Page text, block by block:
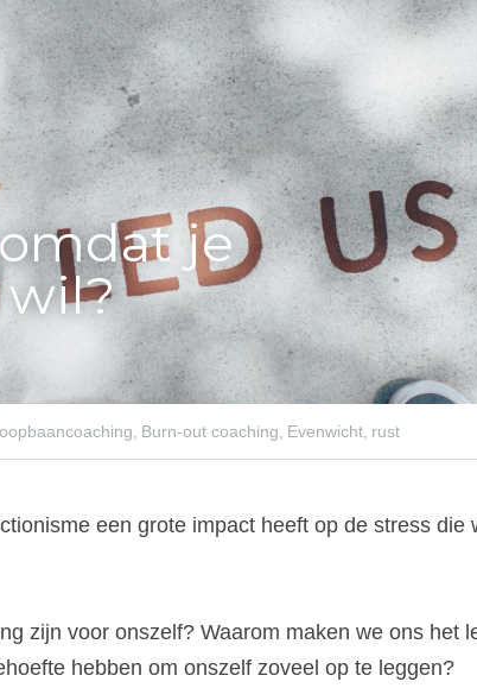
je
Burn-out coaching, Evenwicht, rust
een grote impact heeft op de stress die
zijn voor onszelf? Waarom maken we ons het
hebben om onszelf zoveel op te leggen?